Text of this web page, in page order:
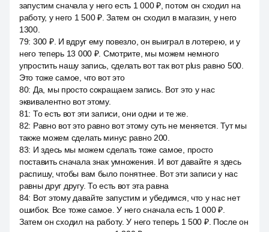
запустим сначала у него есть 1 000 ₽, потом он сходил на
работу, у него 1 500 ₽. Затем он сходил в магазин, у него
1300.
79: 300 ₽. И вдруг ему повезло, он выиграл в лотерею, и у
него теперь 13 000 ₽. Смотрите, мы можем немного
упростить нашу запись, сделать вот так вот plus равно 500.
Это тоже самое, что вот это
80: Да, мы просто сокращаем запись. Вот это у нас
эквивалентно вот этому.
81: То есть вот эти записи, они одни и те же.
82: Равно вот это равно вот этому суть не меняется. Тут мы
также можем сделать минус равно 200.
83: И здесь мы можем сделать тоже самое, просто
поставить сначала знак умножения. И вот давайте я здесь
распишу, чтобы вам было понятнее. Вот эти записи у нас
равны друг другу. То есть вот эта равна
84: Вот этому давайте запустим и убедимся, что у нас нет
ошибок. Все тоже самое. У него сначала есть 1 000 ₽.
Затем он сходил на работу. У него теперь 1 500 ₽. После он